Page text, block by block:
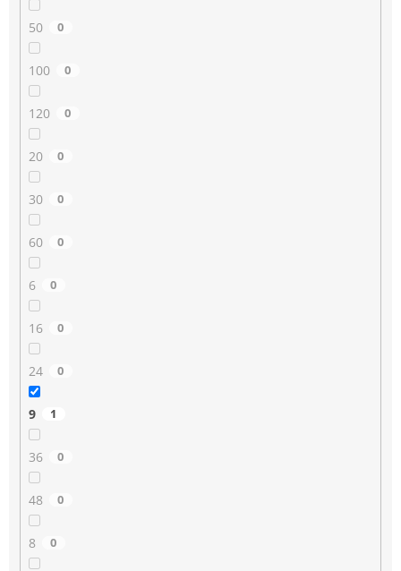
50 0
100 0
120 0
20 0
30 0
60 0
6 0
16 0
24 0
9 1
36 0
48 0
8 0